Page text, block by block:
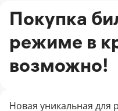
Покупка
режиме в
возможно!
Новая уникальная для